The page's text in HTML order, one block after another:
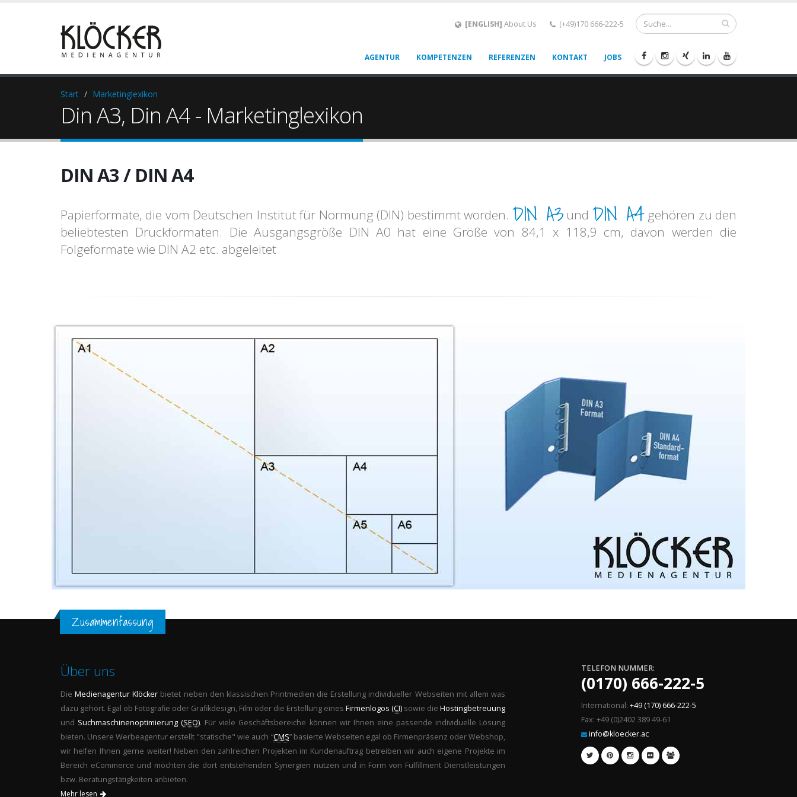
[ENGLISH] About Us (+49)170 666-222-5
AGENTUR KOMPETENZEN REFERENZEN KONTAKT JOBS
Start Marketinglexikon
Din A3, Din A4 - Marketinglexikon
DIN A3 / DIN A4
Papierformate, die vom Deutschen Institut für Normung (DIN) bestimmt worden. DIN A3und DIN A4gehören zu den
beliebtesten Druckformaten. Die Ausgangsgröße DIN A0 hat eine Größe von 84,1 x 118,9 cm, davon werden die
Folgeformate wie DIN A2 etc. abgeleitet
Zusammenfassung
Über uns
DieMedienagentur Klöcker bietet neben den klassischen Printmedien die Erstellung individueller Webseiten mit allem was
dazu gehört. Egal ob Fotografie oder Grafikdesign, Film oder die Erstellung eines Firmenlogos (CI) sowie die Hostingbetreuung
und Suchmaschinenoptimierung (SEO). Für viele Geschäftsbereiche können wir Ihnen eine passende individuelle Lösung
bieten. Unsere Werbeagentur erstellt "statische" wie auch “CMS” basierte Webseiten egal ob Firmenpräsenz oder Webshop,
wir helfen Ihnen gerne weiter! Neben den zahlreichen Projekten im Kundenauftrag betreiben wir auch eigene Projekte im
Bereich eCommerce und möchten die dort entstehenden Synergien nutzen und in Form von Fulfillment Dienstleistungen
bzw. Beratungstätigkeiten anbieten.
Mehr lesen
TELEFON NUMMER:
(0170) 666-222-5
International: +49 (170) 666-222-5
Fax: +49 (0)2402 389 49-61
info@kloecker.ac